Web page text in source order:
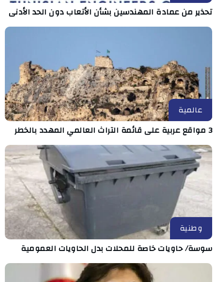
تحذير من عمادة المهندسين بشأن الأتعاب دون الحد الأدنى
عالمية
3 مواقع عربية على قائمة التراث العالمي المهدد بالخطر
وطنية
سوسة/ حاويات خاصة للمحلات بدل الحاويات العمومية